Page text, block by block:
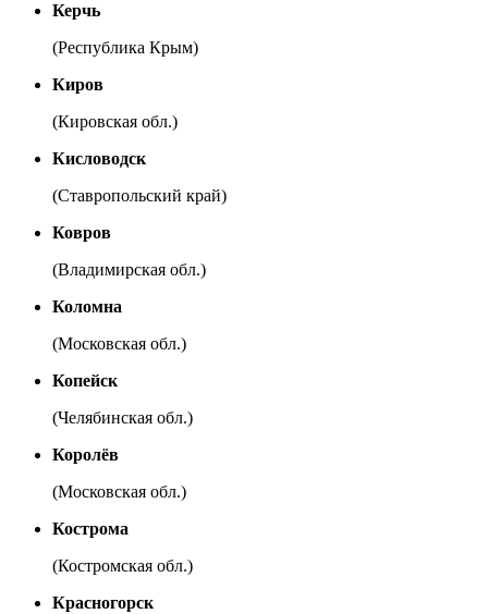
Керчь
(Республика Крым)
Киров
(Кировская обл.)
Кисловодск
(Ставропольский край)
Ковров
(Владимирская обл.)
Коломна
(Московская обл.)
Копейск
(Челябинская обл.)
Королёв
(Московская обл.)
Кострома
(Костромская обл.)
Красногорск